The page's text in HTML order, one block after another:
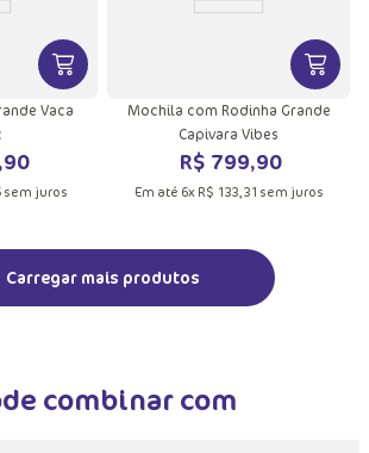
VER MAIS INFORMAÇÕES DO
Vaca
,90
sem juros
VER
Mochila com Rodinha Grande
Capivara Vibes
R$ 799,90
Em até 6x R$ 133, 31 sem juros
combinar com